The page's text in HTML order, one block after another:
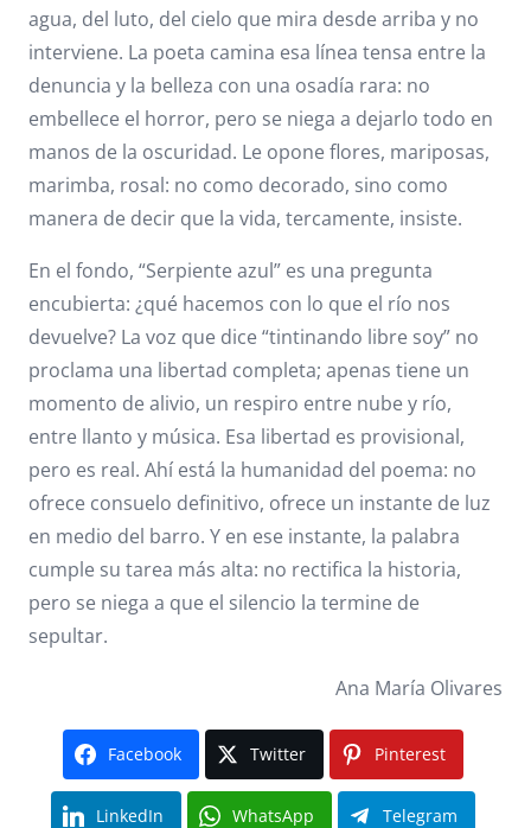
agua, del luto, del cielo que mira desde arriba y no
interviene. La poeta camina esa línea tensa entre la
denuncia y la belleza con una osadía rara: no
embellece el horror, pero se niega a dejarlo todo en
manos de la oscuridad. Le opone flores, mariposas,
marimba, rosal: no como decorado, sino como
manera de decir que la vida, tercamente, insiste.
En el fondo, “Serpiente azul” es una pregunta
encubierta: ¿qué hacemos con lo que el río nos
devuelve? La voz que dice “tintinando libre soy” no
proclama una libertad completa; apenas tiene un
momento de alivio, un respiro entre nube y río,
entre llanto y música. Esa libertad es provisional,
pero es real. Ahí está la humanidad del poema: no
ofrece consuelo definitivo, ofrece un instante de luz
en medio del barro. Y en ese instante, la palabra
cumple su tarea más alta: no rectifica la historia,
pero se niega a que el silencio la termine de
sepultar.
Ana María Olivares
Facebook Twitter Pinterest
LinkedIn WhatsApp Telegram